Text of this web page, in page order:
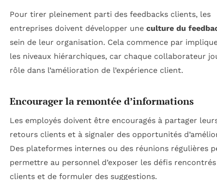
Pour tirer pleinement parti des feedbacks clients, les
entreprises doivent développer une culture du
sein de leur organisation. Cela commence par
les niveaux hiérarchiques, car chaque collaborateur
rôle dans l’amélioration de l’expérience client.
Encourager la remontée d’informations
Les employés doivent être encouragés à partager
retours clients et à signaler des opportunités
Des plateformes internes ou des réunions régulières
permettre au personnel d’exposer les défis
clients et de formuler des suggestions.